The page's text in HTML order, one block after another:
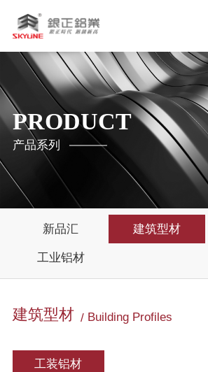
PRODUCT
产品系列
新品汇 建筑型材
工业铝材
建筑型材 Building Profiles
工装铝材